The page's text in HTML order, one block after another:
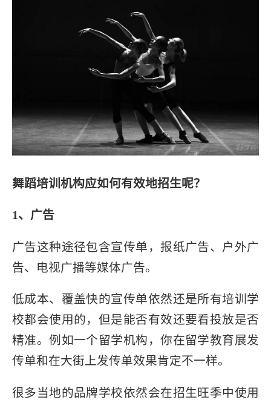
舞蹈培训机构应如何有效地招生呢？
1、广告
广告这种途径包含宣传单，报纸广告、户外广
告、电视广播等媒体广告。
低成本、覆盖快的宣传单依然还是所有培训学
校都会使用的，但是能否有效还要看投放是否
精准。例如一个留学机构，你在留学教育展发
传单和在大街上发传单效果肯定不一样。
很多当地的品牌学校依然会在招生旺季中使用